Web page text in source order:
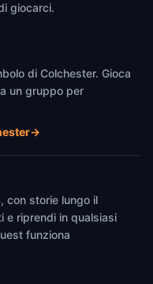
giocarci.
di Colchester. Gioca
un gruppo per
→
con storie lungo il
e riprendi in qualsiasi
funziona